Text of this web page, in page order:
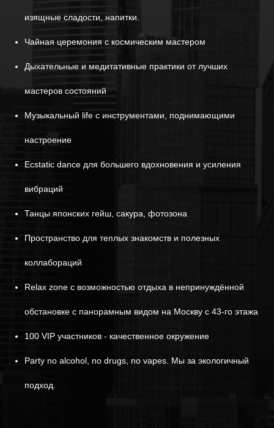
изящные сладости, напитки.
Чайная церемония с космическим мастером
Дыхательные и медитативные практики от лучших
мастеров состояний
Музыкальный life с инструментами, поднимающими
настроение
Ecstatic dance для большего вдохновения и усиления
вибраций
Танцы японских гейш, сакура, фотозона
Пространство для теплых знакомств и полезных
коллабораций
Relax zone с возможностью отдыха в непринуждённой
обстановке с панорамным видом на Москву с 43-го этажа
100 VIP участников - качественное окружение
Party no alcohol, no drugs, no vapes. Мы за экологичный
подход.